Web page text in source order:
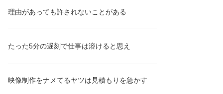
理由があっても許されないことがある
たった5分の遅刻で仕事は溶けると思え
映像制作をナメてるヤツは見積もりを急かす